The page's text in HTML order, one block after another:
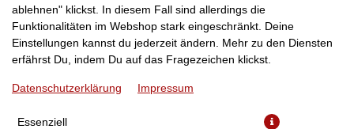
ablehnen" klickst. In diesem Fall sind allerdings die
Funktionalitäten im Webshop stark eingeschränkt. Deine
Einstellungen kannst du jederzeit ändern. Mehr zu den Diensten
erfährst Du, indem Du auf das Fragezeichen klickst.
Datenschutzerklärung Impressum
Essenziell